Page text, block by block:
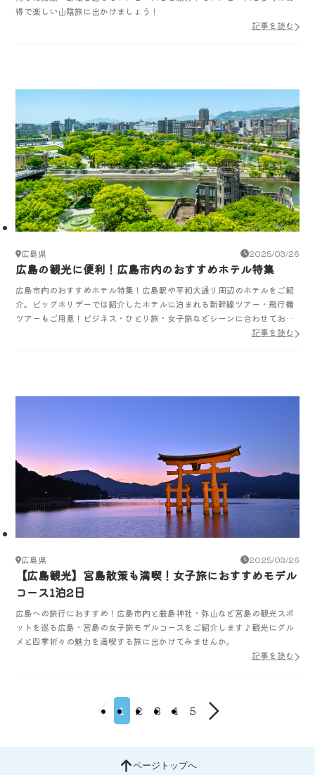
得で楽しい山陰旅に出かけましょう！
記事を読む
広島県 2025/03/26
広島の観光に便利！広島市内のおすすめホテル特集
広島市内のおすすめホテル特集！広島駅や平和大通り周辺のホテルをご紹
介。ビッグホリデーでは紹介したホテルに泊まれる新幹線ツアー・飛行機
ツアーもご用意！ビジネス・ひとり旅・女子旅などシーンに合わせてお選
記事を読む
広島県 2025/03/26
【広島観光】宮島散策も満喫！女子旅におすすめモデル
コース1泊2日
広島への旅行におすすめ！広島市内と厳島神社・弥山など宮島の観光スポ
ットを巡る広島・宮島の女子旅モデルコースをご紹介します♪観光にグル
メと四季折々の魅力を満喫する旅に出かけてみませんか。
記事を読む
1 2 3 4 5
ページトップへ